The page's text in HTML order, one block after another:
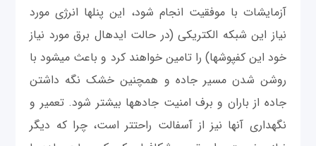
آزمايشات با موفقیت انجام شود، این پنل‎ها انرژی مورد
نیاز این شبکه الکتریکی (در حالت ایده‎ال برق مورد نیاز
خود این کفپوش‎ها) را تامین خواهند کرد و باعث می‎شود با
روشن شدن مسیر جاده و همچنین خشک نگه داشتن
جاده از باران و برف امنیت جاده‎ها بیشتر شود. تعمیر و
نگهداری آنها نیز از آسفالت راحت‎تر است، چرا که دیگر